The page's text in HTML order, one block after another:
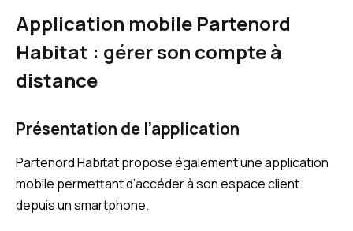
Application mobile Partenord
Habitat : gérer son compte à
distance
Présentation de l’application
Partenord Habitat propose également une application
mobile permettant d’accéder à son espace client
depuis un smartphone.